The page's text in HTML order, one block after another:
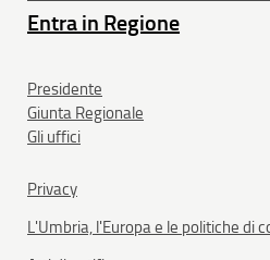
Entra in Regione
Presidente
Giunta Regionale
Gli uffici
Privacy
L'Umbria, l'Europa e le politiche di